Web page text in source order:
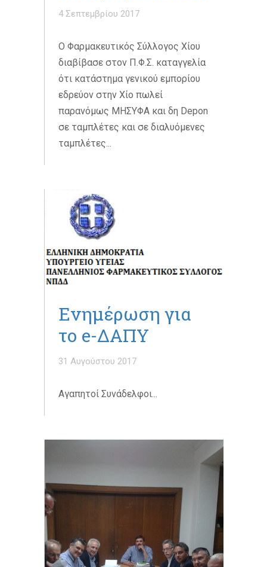
4 Σεπτεμβρίου 2017
O Φαρμακευτικός Σύλλογος Χίου
διαβίβασε στον Π.Φ.Σ. καταγγελία
ότι κατάστημα γενικού εμπορίου
εδρεύον στην Χίο πωλεί
παρανόμως ΜΗΣΥΦΑ και δη Depon
σε ταμπλέτες και σε διαλυόμενες
ταμπλέτες...
Ενημέρωση για
το e-ΔΑΠΥ
31 Αυγούστου 2017
Αγαπητοί Συνάδελφοι...